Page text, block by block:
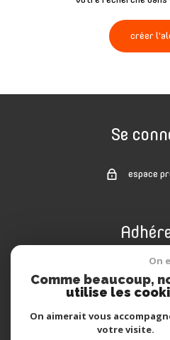
créer
Se
espace
On
Comme beaucoup,
utilise les
On aimerait vous
votre visite.